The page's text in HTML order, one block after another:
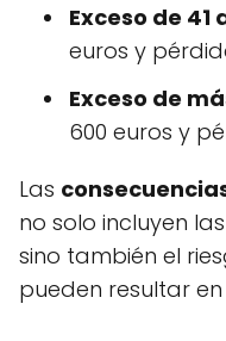
Exceso de 41
euros y
Exceso de
600 euros y
Las
no solo incluyen
sino también el
pueden resultar